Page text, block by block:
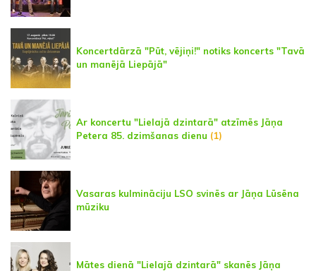
Koncertdārzā "Pūt, vējiņi!" notiks koncerts "Tavā
un manējā Liepājā"
Ar koncertu "Lielajā dzintarā" atzīmēs Jāņa
Petera 85. dzimšanas dienu (1)
Vasaras kulmināciju LSO svinēs ar Jāņa Lūsēna
mūziku
Mātes dienā "Lielajā dzintarā" skanēs Jāņa